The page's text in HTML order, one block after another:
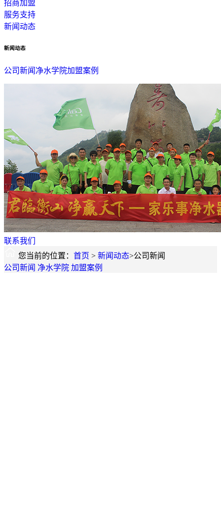
招商加盟
服务支持
新闻动态
新闻动态
公司新闻 净水学院加盟案例
联系我们
您当前的位置： 首页 > 新闻动态>公司新闻
公司新闻 净水学院 加盟案例